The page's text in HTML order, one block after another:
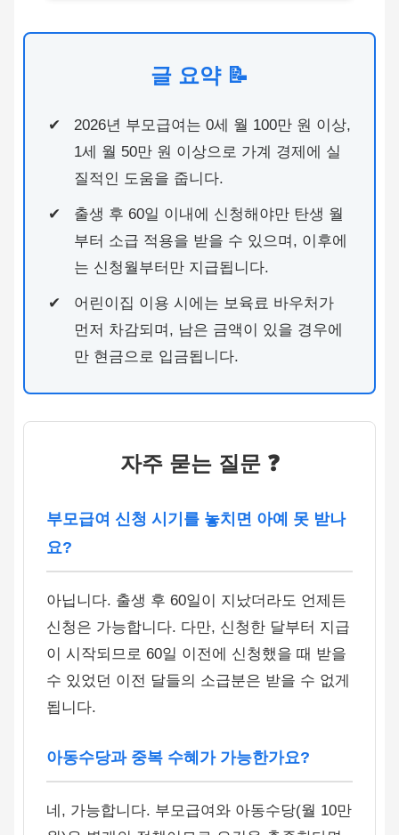
글 요약 📝
2026년 부모급여는 0세 월 100만 원 이상,
1세 월 50만 원 이상으로 가계 경제에 실
질적인 도움을 줍니다.
출생 후 60일 이내에 신청해야만 탄생 월
부터 소급 적용을 받을 수 있으며, 이후에
는 신청월부터만 지급됩니다.
어린이집 이용 시에는 보육료 바우처가
먼저 차감되며, 남은 금액이 있을 경우에
만 현금으로 입금됩니다.
자주 묻는 질문 ❓
부모급여 신청 시기를 놓치면 아예 못 받나
요?
아닙니다. 출생 후 60일이 지났더라도 언제든
신청은 가능합니다. 다만, 신청한 달부터 지급
이 시작되므로 60일 이전에 신청했을 때 받을
수 있었던 이전 달들의 소급분은 받을 수 없게
됩니다.
아동수당과 중복 수혜가 가능한가요?
네, 가능합니다. 부모급여와 아동수당(월 10만